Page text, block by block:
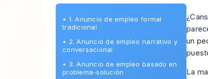
• 1. Anuncio de empleo formal
tradicional
• 2. Anuncio de empleo narrativo y
conversacional
• 3. Anuncio de empleo basado en
problema-solución
un
La